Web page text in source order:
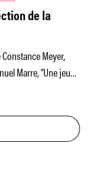
de la
Meyer,
Marre, "Une jeune